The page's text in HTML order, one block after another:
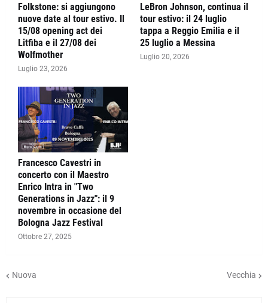
Folkstone: si aggiungono
nuove date al tour estivo. Il
15/08 opening act dei
Litfiba e il 27/08 dei
Wolfmother
Luglio 23, 2026
LeBron Johnson, continua il
tour estivo: il 24 luglio
tappa a Reggio Emilia e il
25 luglio a Messina
Luglio 20, 2026
Francesco Cavestri in
concerto con il Maestro
Enrico Intra in "Two
Generations in Jazz": il 9
novembre in occasione del
Bologna Jazz Festival
Ottobre 27, 2025
Nuova Vecchia